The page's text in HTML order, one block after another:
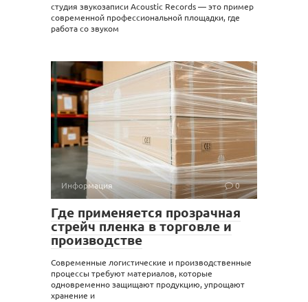
студия звукозаписи Acoustic Records — это пример
современной профессиональной площадки, где
работа со звуком
Информация 0
Где применяется прозрачная
стрейч пленка в торговле и
производстве
Современные логистические и производственные
процессы требуют материалов, которые
одновременно защищают продукцию, упрощают
хранение и